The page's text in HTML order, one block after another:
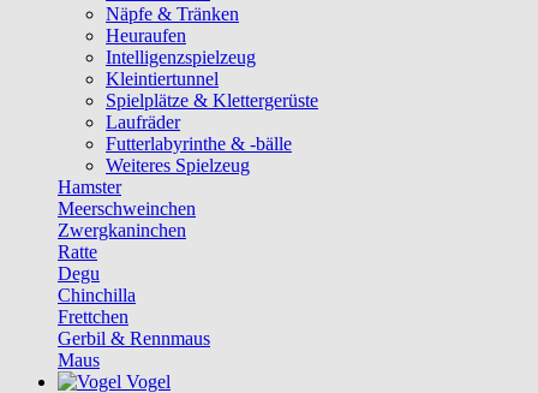
Näpfe & Tränken
Heuraufen
Intelligenzspielzeug
Kleintiertunnel
Spielplätze & Klettergerüste
Laufräder
Futterlabyrinthe & -bälle
Weiteres Spielzeug
Hamster
Meerschweinchen
Zwergkaninchen
Ratte
Degu
Chinchilla
Frettchen
Gerbil & Rennmaus
Maus
Vogel